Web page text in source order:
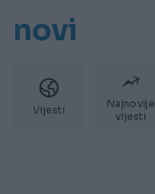
novi
Vijesti
Najnovije
vijesti